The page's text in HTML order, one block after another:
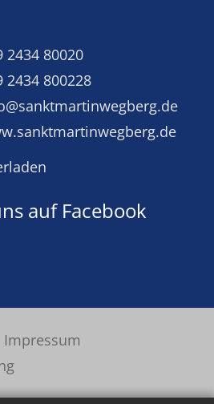
2434 80020
2434 800228
auf Facebook
Impressum